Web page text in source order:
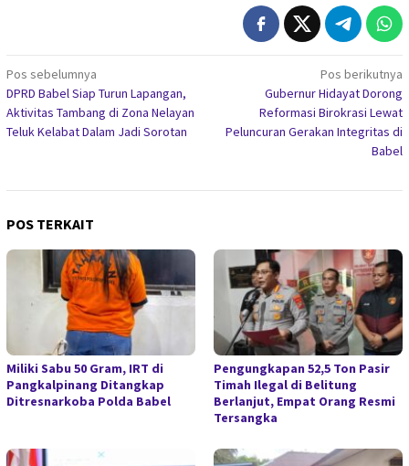
Navigasi
pos
Pos sebelumnya
DPRD Babel Siap Turun Lapangan,
Aktivitas Tambang di Zona Nelayan
Teluk Kelabat Dalam Jadi Sorotan
Pos berikutnya
Gubernur Hidayat Dorong
Reformasi Birokrasi Lewat
Peluncuran Gerakan Integritas di
Babel
POS TERKAIT
Miliki Sabu 50 Gram, IRT di
Pangkalpinang Ditangkap
Ditresnarkoba Polda Babel
Pengungkapan 52,5 Ton Pasir
Timah Ilegal di Belitung
Berlanjut, Empat Orang Resmi
Tersangka